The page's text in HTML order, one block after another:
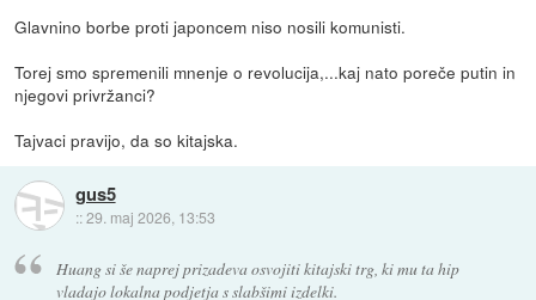
Glavnino borbe proti japoncem niso nosili komunisti.
Torej smo spremenili mnenje o revolucija,...kaj nato poreče putin in
njegovi privržanci?
Tajvaci pravijo, da so kitajska.
gus5
::29. maj 2026, 13:53
Huang si še naprej prizadeva osvojiti kitajski trg, ki mu ta hip
vladajo lokalna podjetja s slabšimi izdelki.